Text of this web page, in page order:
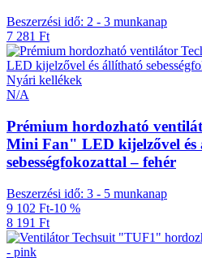
Beszerzési idő: 2 - 3 munkanap
7 281 Ft
Nyári kellékek
N/A
Prémium hordozható
Mini Fan" LED kijelzővel és
sebességfokozattal – fehér
Beszerzési idő: 3 - 5 munkanap
9 102 Ft-10 %
8 191 Ft